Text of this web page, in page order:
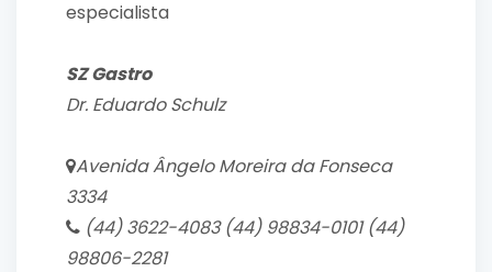
especialista
SZ Gastro
Dr. Eduardo Schulz
Avenida Ângelo Moreira da Fonseca
3334
(44) 3622-4083 (44) 98834-0101 (44)
98806-2281